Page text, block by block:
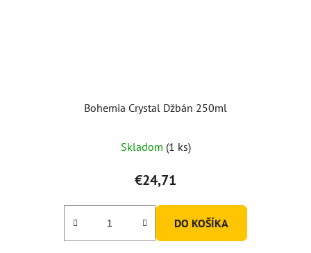
Bohemia Crystal Džbán 250ml
Skladom (1 ks)
€24,71
DO KOŠÍKA